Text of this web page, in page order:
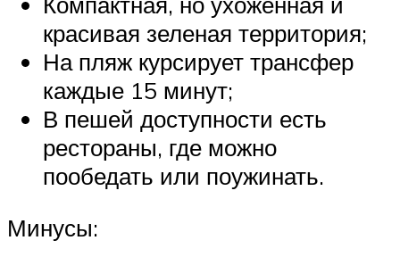
красивая зеленая территория;
На пляж курсирует трансфер
каждые 15 минут;
В пешей доступности есть
рестораны, где можно
пообедать или поужинать.
Минусы: